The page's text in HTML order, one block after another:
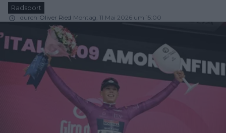
Radsport
durch Oliver Ried Montag, 11 Mai 2026 um 15:00